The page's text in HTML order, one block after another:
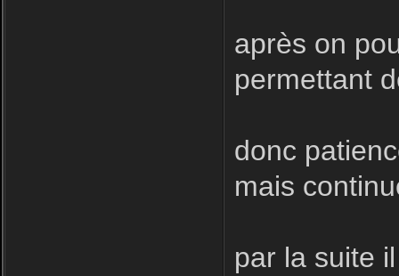
après on
permettant
donc
mais
par la suite